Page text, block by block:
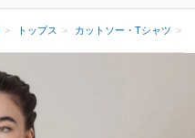
トップス カットソー・Tシャツ